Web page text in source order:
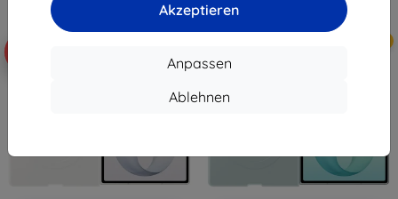
Akzeptieren
Anpassen
Ablehnen